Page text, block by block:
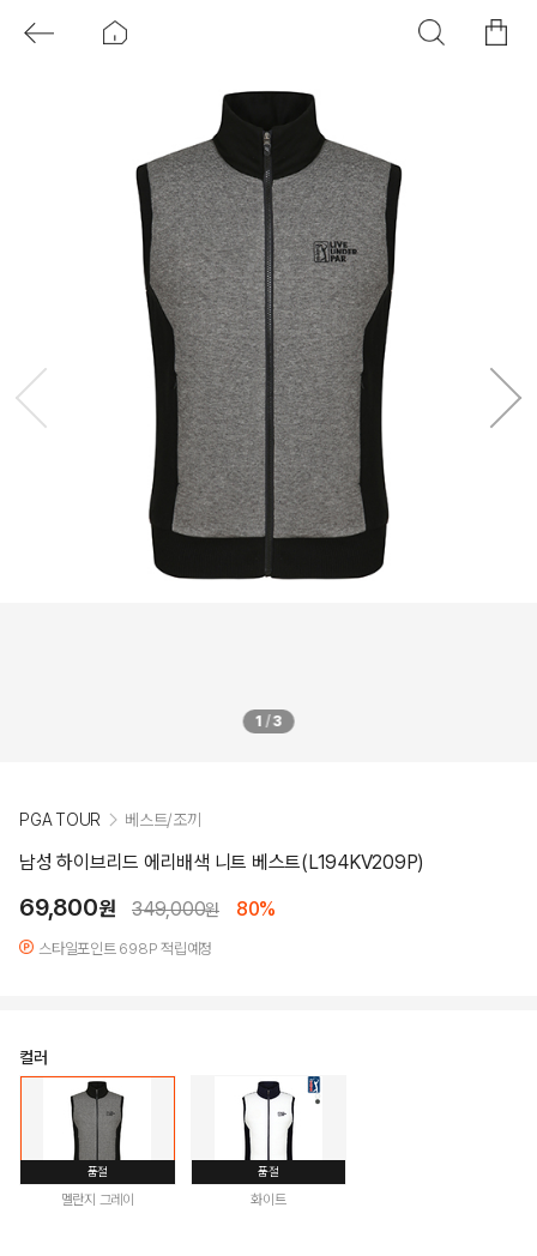
1 /3
PGA TOUR 베스트/조끼
남성 하이브리드 에리배색 니트 베스트(L194KV209P)
69,800원 349,000원 80%
스타일포인트 698P 적립예정
컬러
품절
멜란지 그레이
품절
화이트